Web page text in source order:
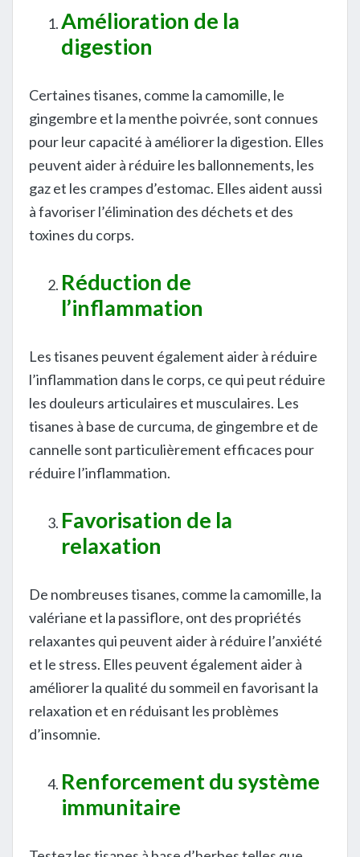
Amélioration de la
digestion
Certaines tisanes, comme la camomille, le
gingembre et la menthe poivrée, sont connues
pour leur capacité à améliorer la digestion. Elles
peuvent aider à réduire les ballonnements, les
gaz et les crampes d’estomac. Elles aident aussi
à favoriser l’élimination des déchets et des
toxines du corps.
Réduction de
l’inflammation
Les tisanes peuvent également aider à réduire
l’inflammation dans le corps, ce qui peut réduire
les douleurs articulaires et musculaires. Les
tisanes à base de curcuma, de gingembre et de
cannelle sont particulièrement efficaces pour
réduire l’inflammation.
Favorisation de la
relaxation
De nombreuses tisanes, comme la camomille, la
valériane et la passiflore, ont des propriétés
relaxantes qui peuvent aider à réduire l’anxiété
et le stress. Elles peuvent également aider à
améliorer la qualité du sommeil en favorisant la
relaxation et en réduisant les problèmes
d’insomnie.
Renforcement du système
immunitaire